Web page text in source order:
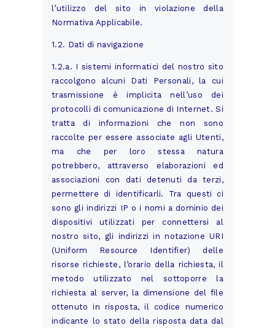
l’utilizzo del sito in violazione della
Normativa Applicabile.
1.2. Dati di navigazione
1.2.a. I sistemi informatici del nostro sito
raccolgono alcuni Dati Personali, la cui
trasmissione è implicita nell’uso dei
protocolli di comunicazione di Internet. Si
tratta di informazioni che non sono
raccolte per essere associate agli Utenti,
ma che per loro stessa natura
potrebbero, attraverso elaborazioni ed
associazioni con dati detenuti da terzi,
permettere di identificarli. Tra questi ci
sono gli indirizzi IP o i nomi a dominio dei
dispositivi utilizzati per connettersi al
nostro sito, gli indirizzi in notazione URI
(Uniform Resource Identifier) delle
risorse richieste, l’orario della richiesta, il
metodo utilizzato nel sottoporre la
richiesta al server, la dimensione del file
ottenuto in risposta, il codice numerico
indicante lo stato della risposta data dal